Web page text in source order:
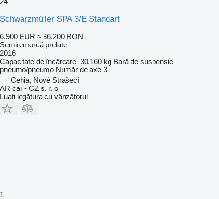
24
Schwarzmüller SPA 3/E Standart
6.900 EUR ≈ 36.200 RON
Semiremorcă prelate
2016
Capacitate de încărcare 30.160 kg Bară de suspensie
pneumo/pneumo Număr de axe 3
Cehia, Nové Strašecí
AR car - CZ s. r. o
Luați legătura cu vânzătorul
1